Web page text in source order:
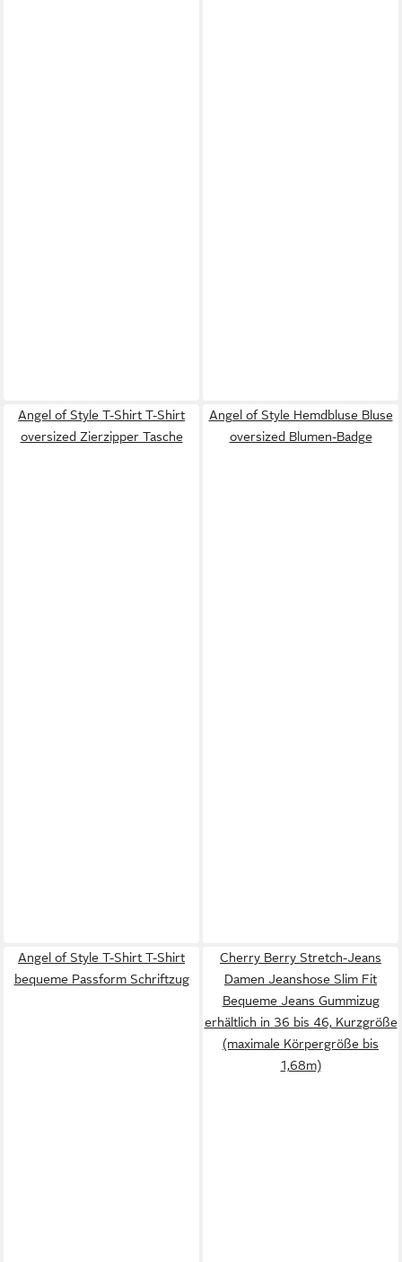
Angel of Style T-Shirt T-Shirt
oversized Zierzipper Tasche
Angel of Style Hemdbluse Bluse
oversized Blumen-Badge
Angel of Style T-Shirt T-Shirt
bequeme Passform Schriftzug
Cherry Berry Stretch-Jeans
Damen Jeanshose Slim Fit
Bequeme Jeans Gummizug
erhältlich in 36 bis 46, Kurzgröße
(maximale Körpergröße bis
1,68m)